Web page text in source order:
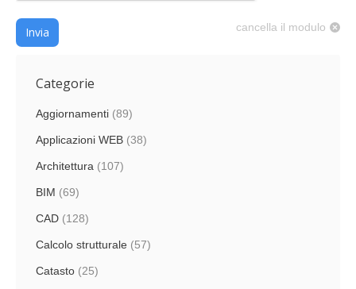
cancella il modulo
Invia
Categorie
Aggiornamenti (89)
Applicazioni WEB (38)
Architettura (107)
BIM (69)
CAD (128)
Calcolo strutturale (57)
Catasto (25)